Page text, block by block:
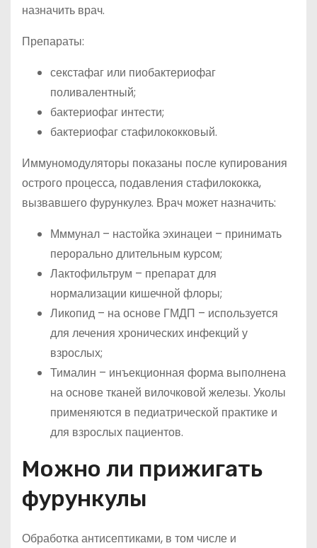
назначить врач.
Препараты:
секстафаг или пиобактериофаг
поливалентный;
бактериофаг интести;
бактериофаг стафилококковый.
Иммуномодуляторы показаны после купирования
острого процесса, подавления стафилококка,
вызвавшего фурункулез. Врач может назначить:
Мммунал – настойка эхинацеи – принимать
перорально длительным курсом;
Лактофильтрум – препарат для
нормализации кишечной флоры;
Ликопид – на основе ГМДП – используется
для лечения хронических инфекций у
взрослых;
Тималин – инъекционная форма выполнена
на основе тканей вилочковой железы. Уколы
применяются в педиатрической практике и
для взрослых пациентов.
Можно ли прижигать
фурункулы
Обработка антисептиками, в том числе и